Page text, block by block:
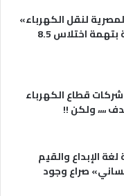
لنقل الكهرباء»
لنيابة الأموال العامة بتهمة اختلاس 8.5
قطاع الكهرباء
،،،، ولكن !!
الإبداع والقيم
صراع وجود